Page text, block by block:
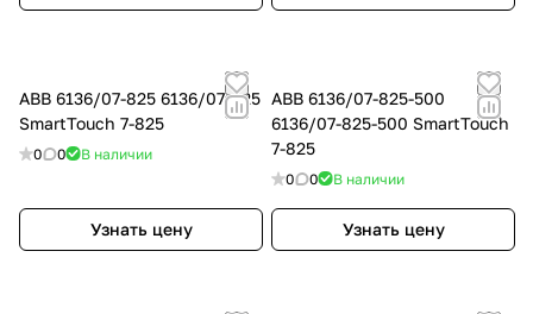
ABB 6136/07-825 6136/07-825
SmartTouch 7-825
0 0 В наличии
Узнать цену
ABB 6136/07-825-500
6136/07-825-500 SmartTouch
7-825
0 0 В наличии
Узнать цену